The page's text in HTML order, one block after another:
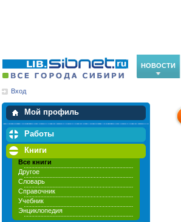
НОВОСТИ
Вход
Мой профиль
Мои закладки
Работы
Книги
Все книги
Другое
Словарь
Справочник
Учебник
Энциклопедия